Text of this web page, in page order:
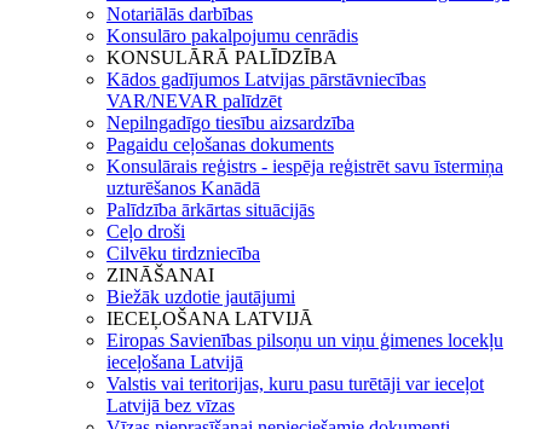
Notariālās darbības
Konsulāro pakalpojumu cenrādis
KONSULĀRĀ PALĪDZĪBA
Kādos gadījumos Latvijas pārstāvniecības
VAR/NEVAR palīdzēt
Nepilngadīgo tiesību aizsardzība
Pagaidu ceļošanas dokuments
Konsulārais reģistrs - iespēja reģistrēt savu īstermiņa
uzturēšanos Kanādā
Palīdzība ārkārtas situācijās
Ceļo droši
Cilvēku tirdzniecība
ZINĀŠANAI
Biežāk uzdotie jautājumi
IECEĻOŠANA LATVIJĀ
Eiropas Savienības pilsoņu un viņu ģimenes locekļu
ieceļošana Latvijā
Valstis vai teritorijas, kuru pasu turētāji var ieceļot
Latvijā bez vīzas